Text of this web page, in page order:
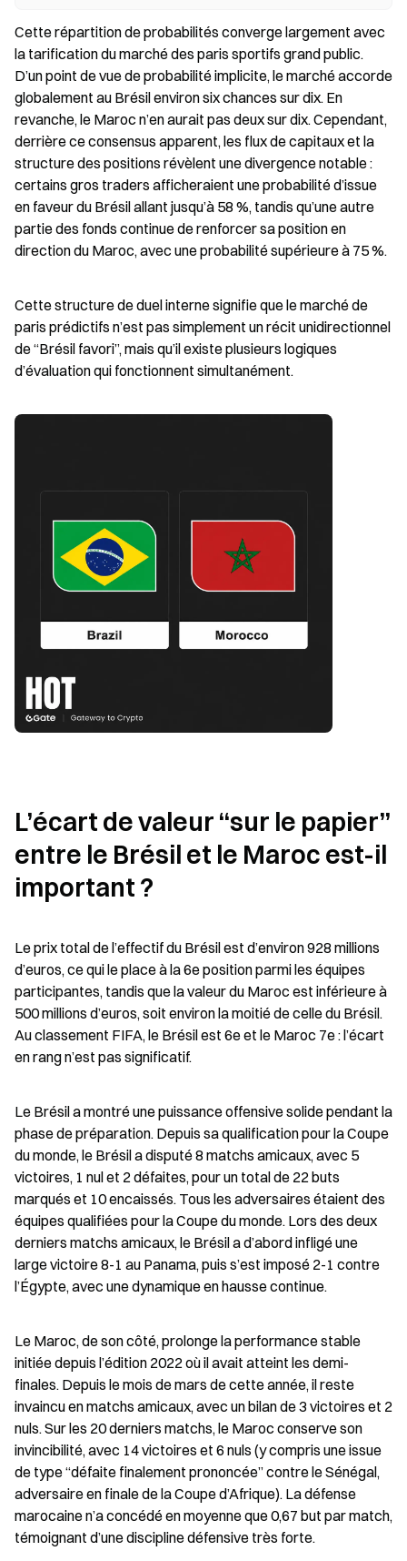
Cette répartition de probabilités converge largement avec
la tarification du marché des paris sportifs grand public.
D’un point de vue de probabilité implicite, le marché accorde
globalement au Brésil environ six chances sur dix. En
revanche, le Maroc n’en aurait pas deux sur dix. Cependant,
derrière ce consensus apparent, les flux de capitaux et la
structure des positions révèlent une divergence notable :
certains gros traders afficheraient une probabilité d’issue
en faveur du Brésil allant jusqu’à 58 %, tandis qu’une autre
partie des fonds continue de renforcer sa position en
direction du Maroc, avec une probabilité supérieure à 75 %.
Cette structure de duel interne signifie que le marché de
paris prédictifs n’est pas simplement un récit unidirectionnel
de “Brésil favori”, mais qu’il existe plusieurs logiques
d’évaluation qui fonctionnent simultanément.
L’écart de valeur “sur le papier”
entre le Brésil et le Maroc est-il
important ?
Le prix total de l’effectif du Brésil est d’environ 928 millions
d’euros, ce qui le place à la 6e position parmi les équipes
participantes, tandis que la valeur du Maroc est inférieure à
500 millions d’euros, soit environ la moitié de celle du Brésil.
Au classement FIFA, le Brésil est 6e et le Maroc 7e : l’écart
en rang n’est pas significatif.
Le Brésil a montré une puissance offensive solide pendant la
phase de préparation. Depuis sa qualification pour la Coupe
du monde, le Brésil a disputé 8 matchs amicaux, avec 5
victoires, 1 nul et 2 défaites, pour un total de 22 buts
marqués et 10 encaissés. Tous les adversaires étaient des
équipes qualifiées pour la Coupe du monde. Lors des deux
derniers matchs amicaux, le Brésil a d’abord infligé une
large victoire 8-1 au Panama, puis s’est imposé 2-1 contre
l’Égypte, avec une dynamique en hausse continue.
Le Maroc, de son côté, prolonge la performance stable
initiée depuis l’édition 2022 où il avait atteint les demi-
finales. Depuis le mois de mars de cette année, il reste
invaincu en matchs amicaux, avec un bilan de 3 victoires et 2
nuls. Sur les 20 derniers matchs, le Maroc conserve son
invincibilité, avec 14 victoires et 6 nuls (y compris une issue
de type “défaite finalement prononcée” contre le Sénégal,
adversaire en finale de la Coupe d’Afrique). La défense
marocaine n’a concédé en moyenne que 0,67 but par match,
témoignant d’une discipline défensive très forte.